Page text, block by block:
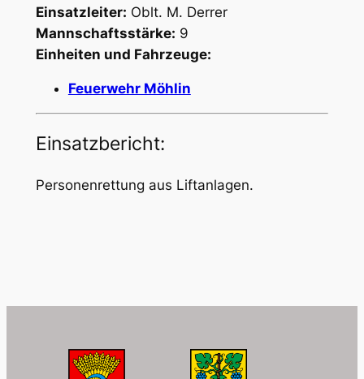
Einsatzleiter: Oblt. M. Derrer
Mannschaftsstärke: 9
Einheiten und Fahrzeuge:
Feuerwehr Möhlin
Einsatzbericht:
Personenrettung aus Liftanlagen.